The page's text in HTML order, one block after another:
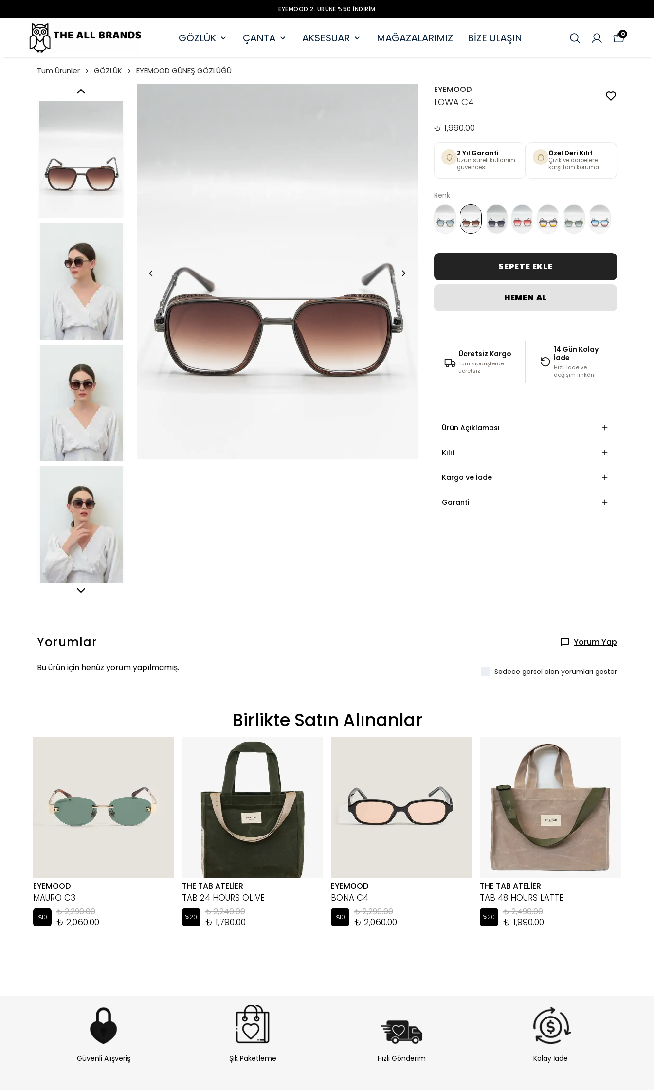
EYEMOOD 2. ÜRÜNE %50 İNDİRİM
GÖZLÜK ÇANTA AKSESUAR MAĞAZALARIMIZ BİZE ULAŞIN 0
Tüm Ürünler GÖZLÜK EYEMOOD GÜNEŞ GÖZLÜĞÜ
EYEMOOD
LOWA C4
₺ 1,990.00
2 Yıl Garanti
Uzun süreli kullanım
güvencesi
Özel Deri Kılıf
Çizik ve darbelere
karşı tam koruma
Renk
SEPETE EKLE
HEMEN AL
Ücretsiz Kargo
Tüm siparişlerde
ücretsiz
14 Gün Kolay
İade
Hızlı iade ve
değişim imkânı
Ürün Açıklaması
Kılıf
Kargo ve İade
Garanti
Yorumlar Yorum Yap
Bu ürün için henüz yorum yapılmamış. Sadece görsel olan yorumları göster
Birlikte Satın Alınanlar
EYEMOOD
MAURO C3
%10 ₺ 2,290.00
₺ 2,060.00
THE TAB ATELİER
TAB 24 HOURS OLIVE
%20 ₺ 2,240.00
₺ 1,790.00
EYEMOOD
BONA C4
%10 ₺ 2,290.00
₺ 2,060.00
THE TAB ATELİER
TAB 48 HOURS LATTE
%20 ₺ 2,490.00
₺ 1,990.00
Güvenli Alışveriş Şık Paketleme Hızlı Gönderim Kolay İade